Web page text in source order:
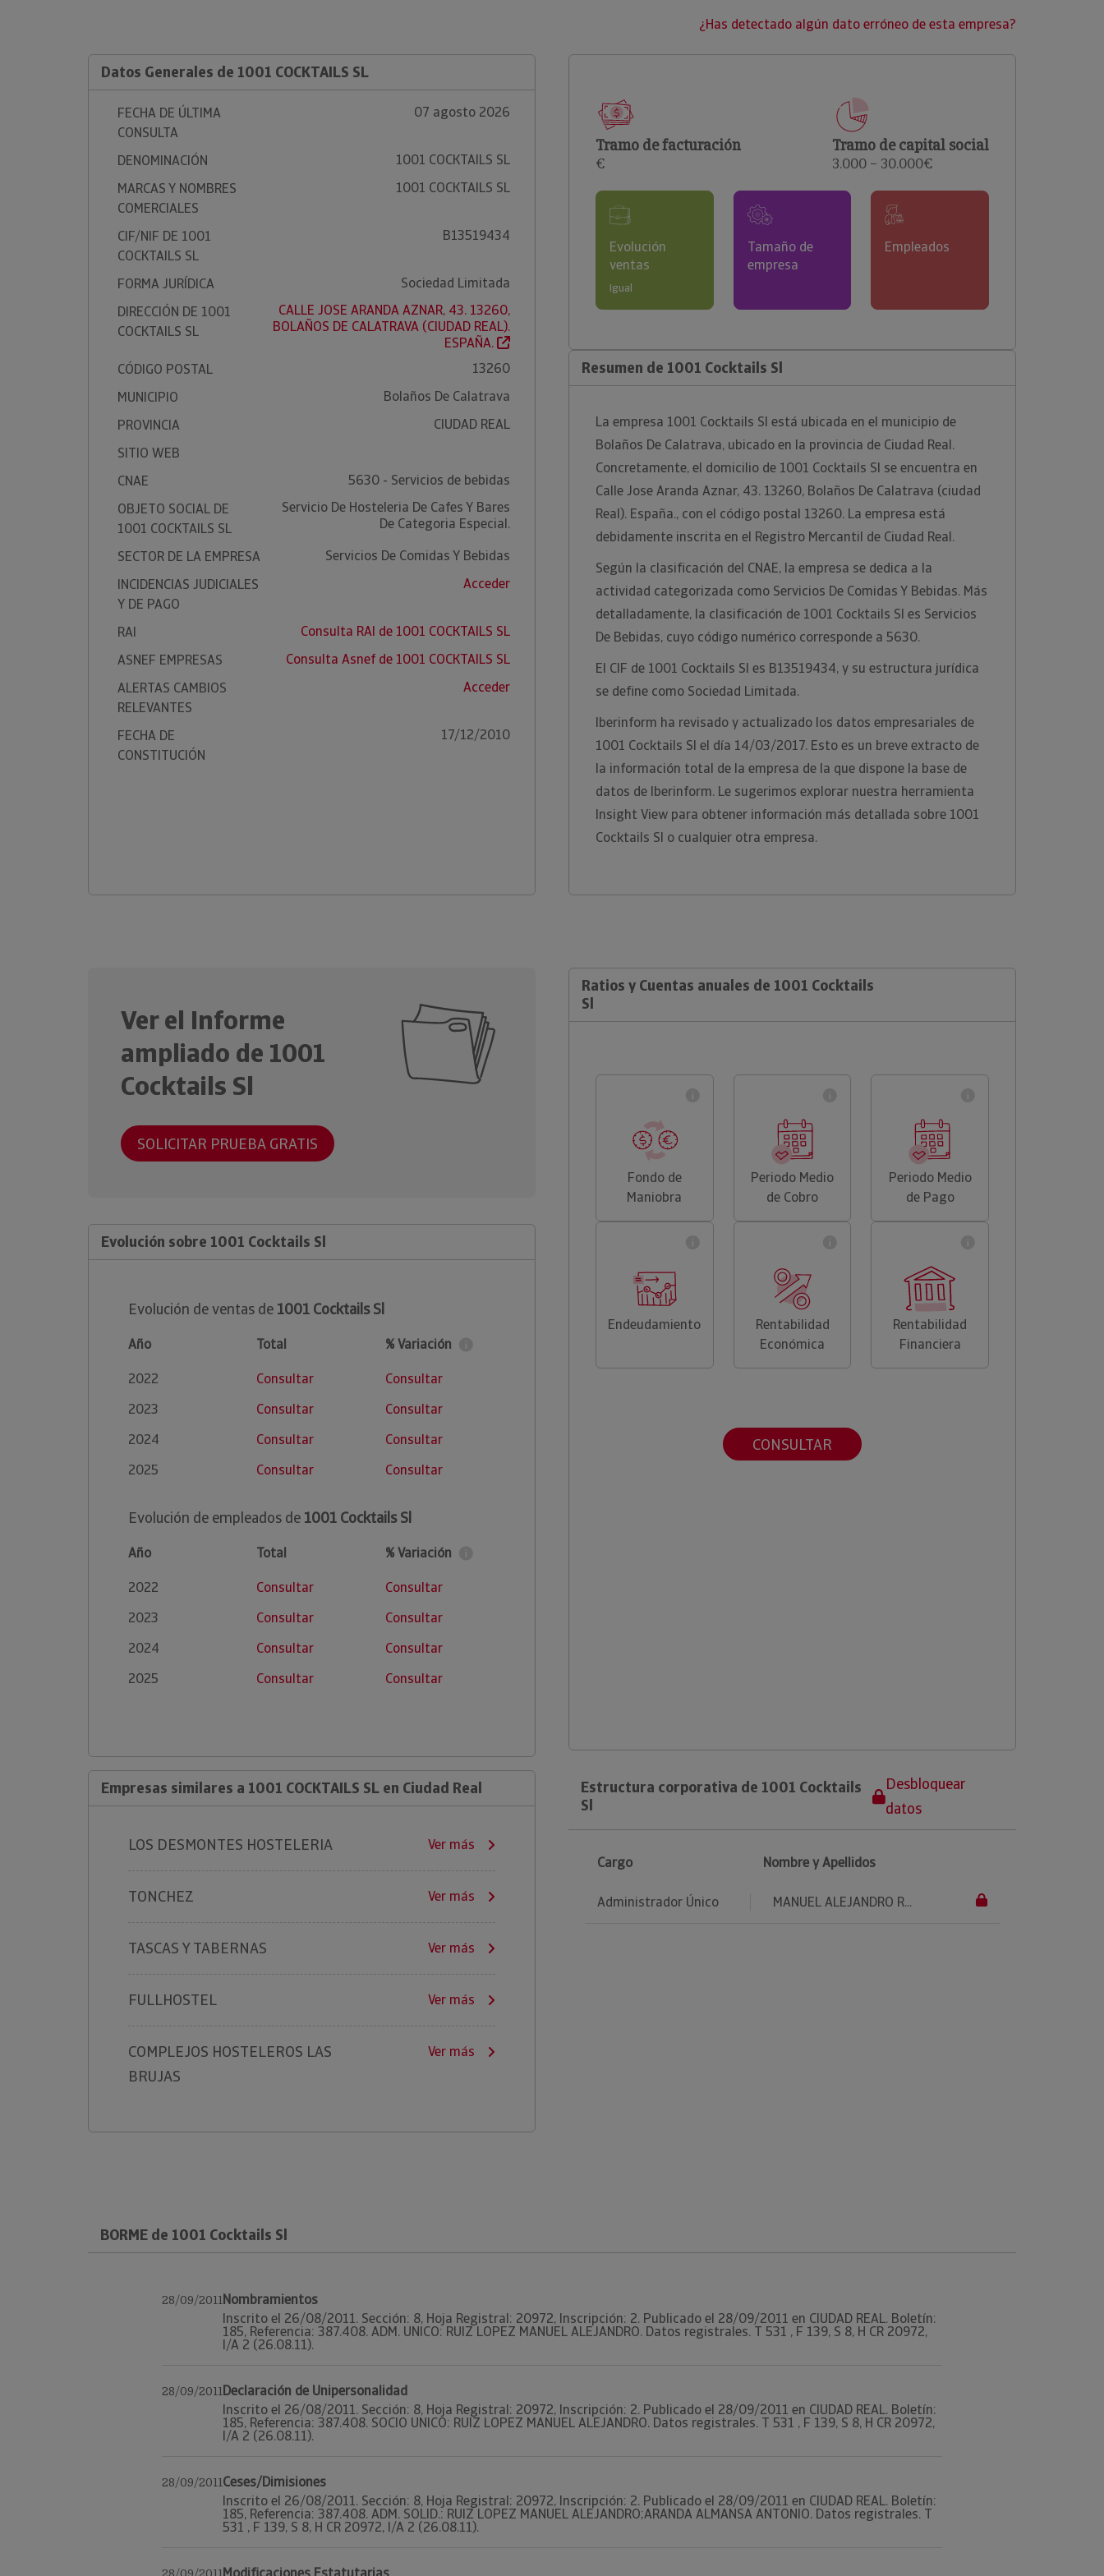
clientes.
¿Has detectado algún dato erróneo de esta empresa?
Datos Generales de 1001 COCKTAILS SL
FECHA DE ÚLTIMA
CONSULTA
07 agosto 2026
DENOMINACIÓN
1001 COCKTAILS SL
MARCAS Y NOMBRES
COMERCIALES
1001 COCKTAILS SL
CIF/NIF DE 1001
COCKTAILS SL
B13519434
FORMA JURÍDICA
Sociedad Limitada
DIRECCIÓN DE 1001
COCKTAILS SL
CALLE JOSE ARANDA AZNAR, 43. 13260,
BOLAÑOS DE CALATRAVA (CIUDAD REAL).
ESPAÑA.
CÓDIGO POSTAL
13260
MUNICIPIO
Bolaños De Calatrava
PROVINCIA
CIUDAD REAL
SITIO WEB
CNAE
5630 - Servicios de bebidas
OBJETO SOCIAL DE
1001 COCKTAILS SL
Servicio De Hosteleria De Cafes Y Bares
De Categoria Especial.
SECTOR DE LA EMPRESA
Servicios De Comidas Y Bebidas
INCIDENCIAS JUDICIALES
Y DE PAGO
Acceder
RAI
Consulta RAI de 1001 COCKTAILS SL
ASNEF EMPRESAS
Consulta Asnef de 1001 COCKTAILS SL
ALERTAS CAMBIOS
RELEVANTES
Acceder
FECHA DE
CONSTITUCIÓN
17/12/2010
Tramo de facturación
€
Tramo de capital social
3.000 – 30.000€
Evolución
ventas
Igual
Tamaño de
empresa
Empleados
Resumen de 1001 Cocktails Sl
La empresa 1001 Cocktails Sl está ubicada en el municipio de
Bolaños De Calatrava, ubicado en la provincia de Ciudad Real.
Concretamente, el domicilio de 1001 Cocktails Sl se encuentra en
Calle Jose Aranda Aznar, 43. 13260, Bolaños De Calatrava (ciudad
Real). España., con el código postal 13260. La empresa está
debidamente inscrita en el Registro Mercantil de Ciudad Real.
Según la clasificación del CNAE, la empresa se dedica a la
actividad categorizada como Servicios De Comidas Y Bebidas. Más
detalladamente, la clasificación de 1001 Cocktails Sl es Servicios
De Bebidas, cuyo código numérico corresponde a 5630.
El CIF de 1001 Cocktails Sl es B13519434, y su estructura jurídica
se define como Sociedad Limitada.
Iberinform ha revisado y actualizado los datos empresariales de
1001 Cocktails Sl el día 14/03/2017. Esto es un breve extracto de
la información total de la empresa de la que dispone la base de
datos de Iberinform. Le sugerimos explorar nuestra herramienta
Insight View para obtener información más detallada sobre 1001
Cocktails Sl o cualquier otra empresa.
Ver el Informe
ampliado de 1001
Cocktails Sl
SOLICITAR PRUEBA GRATIS
Evolución sobre 1001 Cocktails Sl
Evolución de ventas de 1001 Cocktails Sl
Año Total
% Variación
2022
Consultar
Consultar
2023
Consultar
Consultar
2024
Consultar
Consultar
2025
Consultar Consultar
Evolución de empleados de 1001 Cocktails Sl
Año Total
% Variación
2022
Consultar
Consultar
2023
Consultar
Consultar
2024
Consultar
Consultar
2025
Consultar Consultar
Empresas similares a 1001 COCKTAILS SL en Ciudad Real
LOS DESMONTES HOSTELERIA Ver más
TONCHEZ Ver más
TASCAS Y TABERNAS Ver más
FULLHOSTEL Ver más
COMPLEJOS HOSTELEROS LAS
BRUJAS
Ver más
Ratios y Cuentas anuales de 1001 Cocktails
Sl
Fondo de
Maniobra
Periodo Medio
de Cobro
Periodo Medio
de Pago
Endeudamiento
Rentabilidad
Económica
Rentabilidad
Financiera
CONSULTAR
Estructura corporativa de 1001 Cocktails
Sl
Desbloquear
datos
Cargo Nombre y Apellidos
Administrador Único MANUEL ALEJANDRO R...
BORME de 1001 Cocktails Sl
28/09/2011Nombramientos
Inscrito el 26/08/2011. Sección: 8, Hoja Registral: 20972, Inscripción: 2. Publicado el 28/09/2011 en CIUDAD REAL. Boletín:
185, Referencia: 387.408. ADM. UNICO: RUIZ LOPEZ MANUEL ALEJANDRO. Datos registrales. T 531 , F 139, S 8, H CR 20972,
I/A 2 (26.08.11).
28/09/2011Declaración de Unipersonalidad
Inscrito el 26/08/2011. Sección: 8, Hoja Registral: 20972, Inscripción: 2. Publicado el 28/09/2011 en CIUDAD REAL. Boletín:
185, Referencia: 387.408. SOCIO UNICO: RUIZ LOPEZ MANUEL ALEJANDRO. Datos registrales. T 531 , F 139, S 8, H CR 20972,
I/A 2 (26.08.11).
28/09/2011Ceses/Dimisiones
Inscrito el 26/08/2011. Sección: 8, Hoja Registral: 20972, Inscripción: 2. Publicado el 28/09/2011 en CIUDAD REAL. Boletín:
185, Referencia: 387.408. ADM. SOLID.: RUIZ LOPEZ MANUEL ALEJANDRO;ARANDA ALMANSA ANTONIO. Datos registrales. T
531 , F 139, S 8, H CR 20972, I/A 2 (26.08.11).